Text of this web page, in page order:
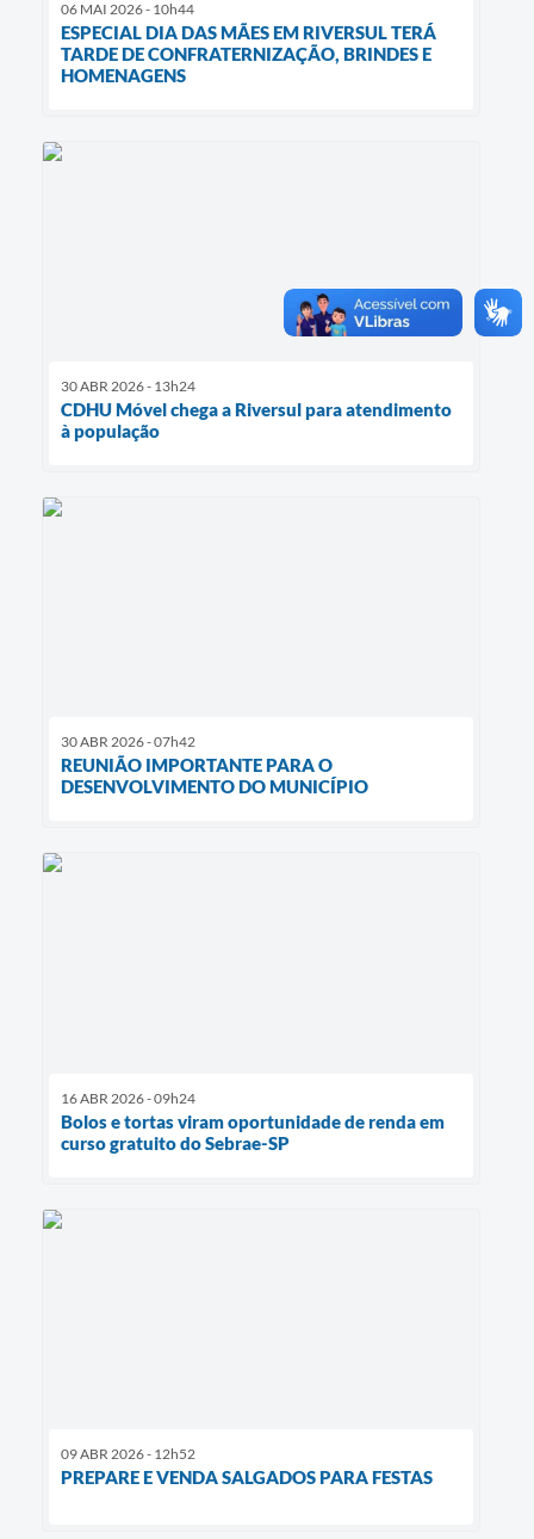
06 MAI 2026 - 10h44
ESPECIAL DIA DAS MÃES EM RIVERSUL TERÁ
TARDE DE CONFRATERNIZAÇÃO, BRINDES E
HOMENAGENS
30 ABR 2026 - 13h24
CDHU Móvel chega a Riversul para atendimento
à população
30 ABR 2026 - 07h42
REUNIÃO IMPORTANTE PARA O
DESENVOLVIMENTO DO MUNICÍPIO
16 ABR 2026 - 09h24
Bolos e tortas viram oportunidade de renda em
curso gratuito do Sebrae-SP
09 ABR 2026 - 12h52
PREPARE E VENDA SALGADOS PARA FESTAS